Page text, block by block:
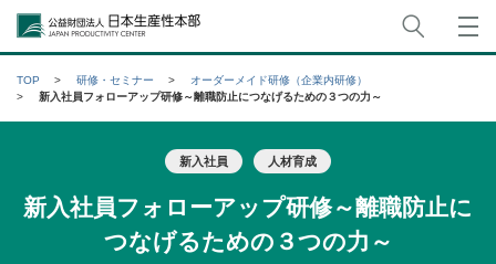
公益財団法人日本生産性本部
TOP 研修・セミナー
オーダーメイド研修（企業内研修）
新入社員フォローアップ研修～離職防止につなげるための３つの力～
新入社員 人材育成
新入社員フォローアップ研修～離職防止に
つなげるための３つの力～